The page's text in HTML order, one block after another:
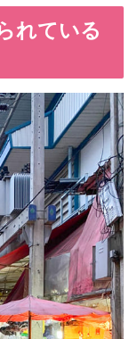
れている